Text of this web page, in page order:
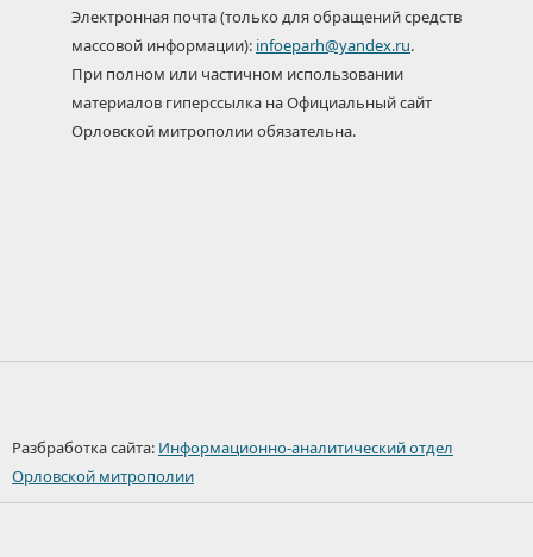
Электронная почта (только для обращений средств
массовой информации): infoeparh@yandex.ru.
При полном или частичном использовании
материалов гиперссылка на Официальный сайт
Орловской митрополии обязательна.
Разбработка сайта: Информационно-аналитический отдел
Орловской митрополии